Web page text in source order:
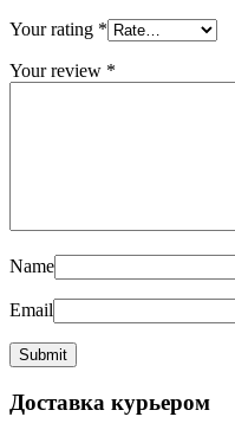
Your rating *
Your review *
Name
Email
Доставка курьером